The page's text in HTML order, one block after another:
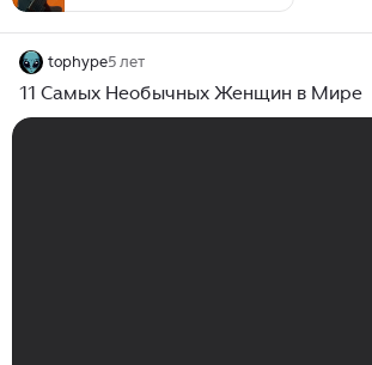
tophype5 лет
11 Самых Необычных Женщин в Мире